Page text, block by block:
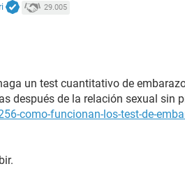
29.005
un test cuantitativo de
después de la relación sexual sin
como-funcionan-los-test-de-